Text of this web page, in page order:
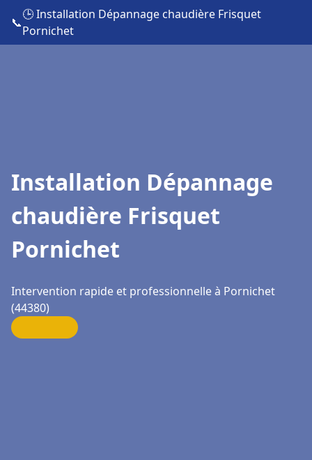
📞
🕒 Installation Dépannage chaudière Frisquet
Pornichet
Installation Dépannage
chaudière Frisquet
Pornichet
Intervention rapide et professionnelle à Pornichet
(44380)